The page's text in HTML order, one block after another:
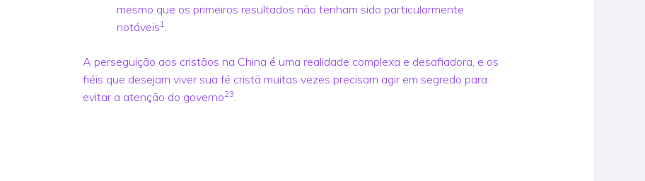
mesmo que os primeiros resultados não tenham sido particularmente
notáveis1.
A perseguição aos cristãos na China é uma realidade complexa e desafiadora, e os
fiéis que desejam viver sua fé cristã muitas vezes precisam agir em segredo para
evitar a atenção do governo23.